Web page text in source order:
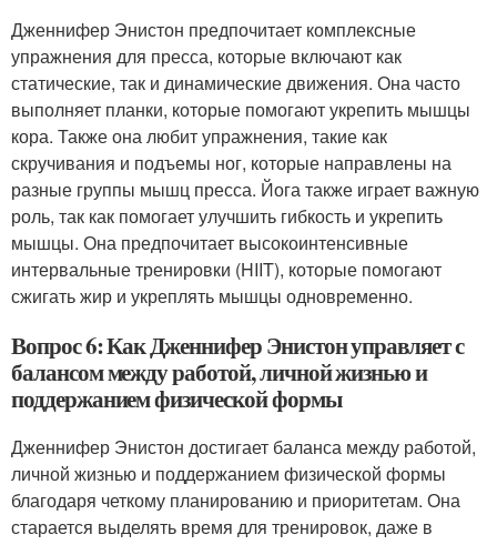
Дженнифер Энистон предпочитает комплексные
упражнения для пресса, которые включают как
статические, так и динамические движения. Она часто
выполняет планки, которые помогают укрепить мышцы
кора. Также она любит упражнения, такие как
скручивания и подъемы ног, которые направлены на
разные группы мышц пресса. Йога также играет важную
роль, так как помогает улучшить гибкость и укрепить
мышцы. Она предпочитает высокоинтенсивные
интервальные тренировки (HIIT), которые помогают
сжигать жир и укреплять мышцы одновременно.
Вопрос 6: Как Дженнифер Энистон управляет с
балансом между работой, личной жизнью и
поддержанием физической формы
Дженнифер Энистон достигает баланса между работой,
личной жизнью и поддержанием физической формы
благодаря четкому планированию и приоритетам. Она
старается выделять время для тренировок, даже в